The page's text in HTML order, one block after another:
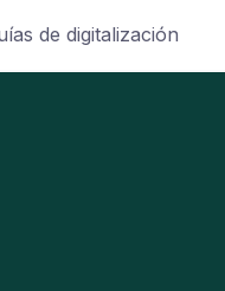
de digitalización